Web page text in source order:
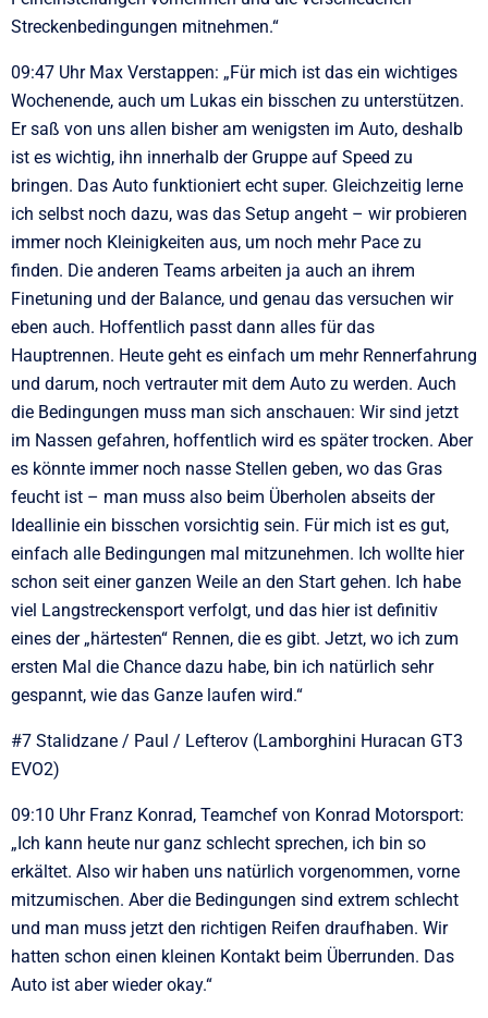
Streckenbedingungen mitnehmen.“
09:47 Uhr Max Verstappen: „Für mich ist das ein wichtiges
Wochenende, auch um Lukas ein bisschen zu unterstützen.
Er saß von uns allen bisher am wenigsten im Auto, deshalb
ist es wichtig, ihn innerhalb der Gruppe auf Speed zu
bringen. Das Auto funktioniert echt super. Gleichzeitig lerne
ich selbst noch dazu, was das Setup angeht – wir probieren
immer noch Kleinigkeiten aus, um noch mehr Pace zu
finden. Die anderen Teams arbeiten ja auch an ihrem
Finetuning und der Balance, und genau das versuchen wir
eben auch. Hoffentlich passt dann alles für das
Hauptrennen. Heute geht es einfach um mehr Rennerfahrung
und darum, noch vertrauter mit dem Auto zu werden. Auch
die Bedingungen muss man sich anschauen: Wir sind jetzt
im Nassen gefahren, hoffentlich wird es später trocken. Aber
es könnte immer noch nasse Stellen geben, wo das Gras
feucht ist – man muss also beim Überholen abseits der
Ideallinie ein bisschen vorsichtig sein. Für mich ist es gut,
einfach alle Bedingungen mal mitzunehmen. Ich wollte hier
schon seit einer ganzen Weile an den Start gehen. Ich habe
viel Langstreckensport verfolgt, und das hier ist definitiv
eines der „härtesten“ Rennen, die es gibt. Jetzt, wo ich zum
ersten Mal die Chance dazu habe, bin ich natürlich sehr
gespannt, wie das Ganze laufen wird.“
#7 Stalidzane / Paul / Lefterov (Lamborghini Huracan GT3
EVO2)
09:10 Uhr Franz Konrad, Teamchef von Konrad Motorsport:
„Ich kann heute nur ganz schlecht sprechen, ich bin so
erkältet. Also wir haben uns natürlich vorgenommen, vorne
mitzumischen. Aber die Bedingungen sind extrem schlecht
und man muss jetzt den richtigen Reifen draufhaben. Wir
hatten schon einen kleinen Kontakt beim Überrunden. Das
Auto ist aber wieder okay.“